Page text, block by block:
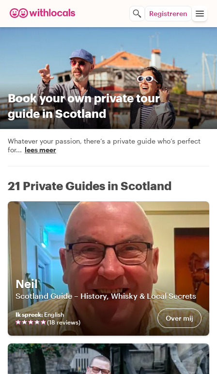
Registreren
Book your own private tour
guide in Scotland
Whatever your passion, there’s a private guide who’s perfect
for... lees meer
21 Private Guides in Scotland
Neil
Scotland Guide – History, Whisky & Local Secrets
Ik spreek:English
(18 reviews) Over mij